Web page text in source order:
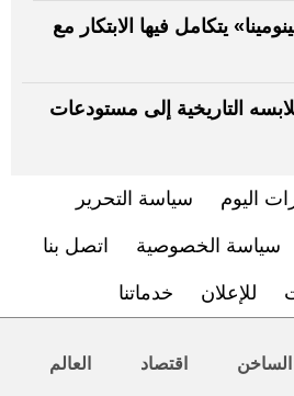
يتكامل فيها الابتكار مع
التاريخية إلى مستودعات
اليوم سياسة التحرير
سياسة الخصوصية اتصل بنا
للإعلان خدماتنا
الساخن اقتصاد العالم